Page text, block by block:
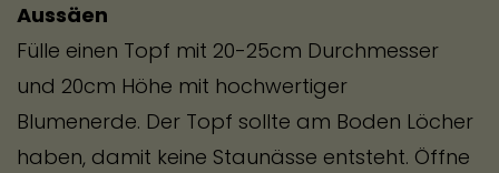
Aussäen
Fülle einen Topf mit 20-25cm Durchmesser
und 20cm Höhe mit hochwertiger
Blumenerde. Der Topf sollte am Boden Löcher
haben, damit keine Staunässe entsteht. Öffne